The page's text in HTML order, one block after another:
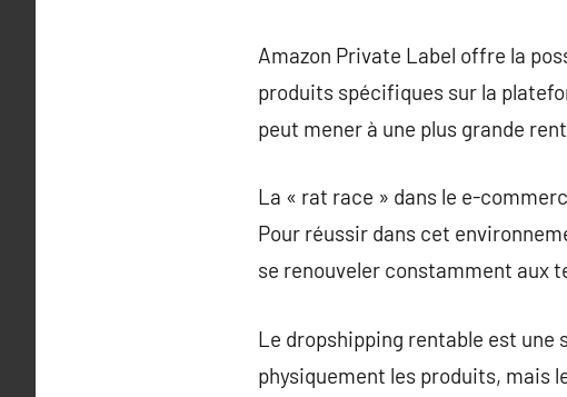
Amazon Private Label offre la
produits spécifiques sur la
peut mener à une plus grande
La « rat race » dans le e-
Pour réussir dans cet
se renouveler constamment aux
Le dropshipping rentable est une
physiquement les produits, mais